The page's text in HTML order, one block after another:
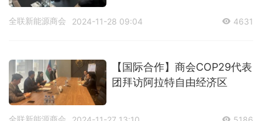
全联新能源商会 2024-11-28 09:04 4631
【国际合作】商会COP29代表
团拜访阿拉特自由经济区
全联新能源商会